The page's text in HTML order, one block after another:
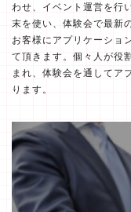
わせ、イベント運営を行
末を使い、体験会で最新
お客様にアプリケーショ
て頂きます。個々人が役
まれ、体験会を通してア
ります。